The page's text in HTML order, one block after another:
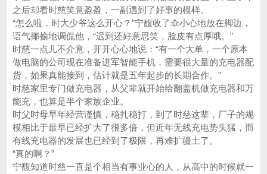
之后却看时慈笑意盈盈，一副遇到了好事的模样。
“怎么啦，时大少爷这么开心？”宁馥收了伞小心地放在脚边，
语气揶揄地调侃他，“迟到还好意思笑，脸皮有点厚哦。”
时慈一点儿不介意，开开心心地说：“有一个大单，一个原本
做电脑的公司现在准备进军智能手机，需要很大量的充电器配
货，如果真能接到，估计就是五年起步的长期合作。”
时慈家里专门做充电器，从父辈就开始给翻盖机做充电器和万
能充，也算是半个家族企业。
时父时母早年经营谨慎，稳扎稳打，到了时慈这辈，厂子的规
模相比于最早已经扩大了很多倍，但近年无线充电势头猛，而
有线充电器的发展也已经到了极限，再难扩疆土了。
“真的啊？”
宁馥知道时慈一直是个相当有事业心的人，从高中的时候就一